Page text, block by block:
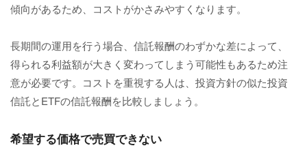
傾向があるため、コストがかさみやすくなります。
長期間の運用を行う場合、信託報酬のわずかな差によって、
得られる利益額が大きく変わってしまう可能性もあるため注
意が必要です。コストを重視する人は、投資方針の似た投資
信託とETFの信託報酬を比較しましょう。
希望する価格で売買できない